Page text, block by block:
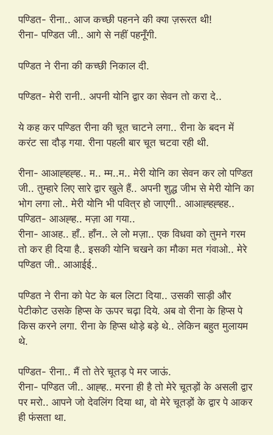
पण्डित- रीना.. आज कच्छी पहनने की क्या ज़रूरत थी!
रीना- पण्डित जी.. आगे से नहीं पहनूँगी.
पण्डित ने रीना की कच्छी निकाल दी.
पण्डित- मेरी रानी.. अपनी योनि द्वार का सेवन तो करा दे..
ये कह कर पण्डित रीना की चूत चाटने लगा.. रीना के बदन में
करंट सा दौड़ गया. रीना पहली बार चूत चटवा रही थी.
रीना- आआह्हह्ह.. म.. म्म..म.. मेरी योनि का सेवन कर लो पण्डित
जी.. तुम्हारे लिए सारे द्वार खुले हैं.. अपनी शुद्ध जीभ से मेरी योनि का
भोग लगा लो.. मेरी योनि भी पवित्र हो जाएगी.. आआह्हह्हह..
पण्डित- आअह्ह.. मज़ा आ गया..
रीना- आअह.. हाँ.. हाँन.. ले लो मज़ा.. एक विधवा को तुमने गरम
तो कर ही दिया है.. इसकी योनि चखने का मौका मत गंवाओ.. मेरे
पण्डित जी.. आआईई..
पण्डित ने रीना को पेट के बल लिटा दिया.. उसकी साड़ी और
पेटीकोट उसके हिप्स के ऊपर चढ़ा दिये. अब वो रीना के हिप्स पे
किस करने लगा. रीना के हिप्स थोड़े बड़े थे.. लेकिन बहुत मुलायम
थे.
पण्डित- रीना.. मैं तो तेरे चूतड़ पे मर जाऊं.
रीना- पण्डित जी.. आह्ह.. मरना ही है तो मेरे चूतड़ों के असली द्वार
पर मरो.. आपने जो देवलिंग दिया था, वो मेरे चूतड़ों के द्वार पे आकर
ही फंसता था.